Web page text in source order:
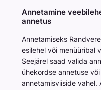
Annetamine
annetus
Annetamiseks
esilehel või menüüribal
Seejärel saad valida
ühekordse annetuse
annetamisviiside vahel.